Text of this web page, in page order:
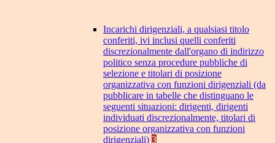
Incarichi dirigenziali, a qualsiasi titolo
conferiti, ivi inclusi quelli conferiti
discrezionalmente dall'organo di indirizzo
politico senza procedure pubbliche di
selezione e titolari di posizione
organizzativa con funzioni dirigenziali (da
pubblicare in tabelle che distinguano le
seguenti situazioni: dirigenti, dirigenti
individuati discrezionalmente, titolari di
posizione organizzativa con funzioni
dirigenziali) 3